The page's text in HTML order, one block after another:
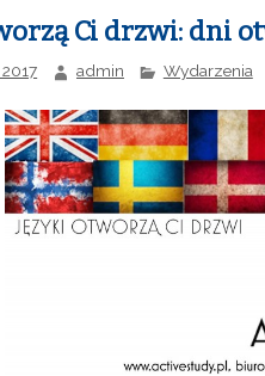
Ci drzwi: dni
admin Wydarzenia